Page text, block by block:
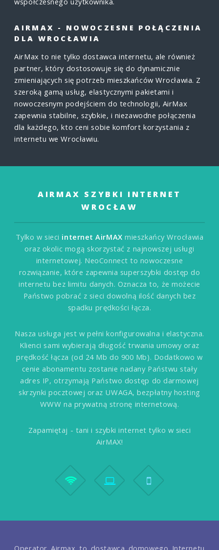
AIRMAX - NOWOCZESNE POŁĄCZENIA
DLA WROCŁAWIA
AirMax to nie tylko dostawca internetu, ale również
partner, który dostosowuje się do dynamicznie
zmieniających się potrzeb mieszkańców Wrocławia. Z
szeroką gamą usług, elastycznymi pakietami i
nowoczesnym podejściem do technologii, AirMax
zapewnia stabilne, szybkie, i niezawodne połączenia
dla każdego, kto ceni sobie komfort korzystania z
internetu we Wrocławiu.
AIRMAX SZYBKI INTERNET
WROCŁAW
Tylko w sieci internet AirMAX mieszkańcy Wrocławia
oraz okolic mogą skorzystać z najnowszej usługi
internetowej. NeoConnect to nowoczesne
rozwiązanie, które zapewnia superszybki dostęp do
internetu bez limitu danych. Oznacza to, że możecie
Państwo pobrać z sieci dowolną ilość danych bez
spadku prędkości łącza.
Nasza usługa jest w pełni konfigurowalna i elastyczna.
Klienci sami wybierają długość trwania umowy oraz
prędkość łącza (od 24 Mb do 900 Mb). Dodatkowo w
cenie abonamentu zostanie nadany Państwu stały
adres IP, otrzymają Państwo dostęp do darmowej
skrzynki pocztowej oraz UWAGA, bezpłatny hosting
WWW na prywatną stronę internetową.
Zapamiętaj - tani i szybki internet tylko w sieci
AirMAX!
Operator Airmax to dostawca domowego Internetu